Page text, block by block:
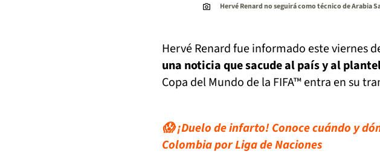
Hervé Renard no seguirá como técnico de Arabia
Hervé Renard fue informado este viernes
una noticia que sacude al país y al
Copa del Mundo de la FIFA™ entra en su
😱 ¡Duelo de infarto! Conoce cuándo y
Colombia por Liga de Naciones